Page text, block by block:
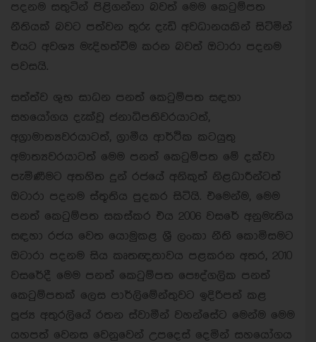
පදනම සතුටින් පිළිගන්නා බවත් මෙම කෙටුම්පත
නීතියක් බවට පත්වන තුරු දැඩි අවධානයකින් සිටිමින්
එයට අවශ්‍ය මැදිහත්වීම කරන බවත් ඔටාරා පදනම
පවසයි.
සත්ත්ව ශුභ සාධන පනත් කෙටුම්පත සඳහා
සහයෝගය දැක්වූ ජනාධිපතිවරයාටත්,
අග්‍රාමාත්‍යවරයාටත්, ග‍්‍රාමීය ආර්ථික කටයුතු
අමාත්‍යවරයාටත් මෙම පනත් කෙටුම්පත මේ දක්වා
පැමිණීමට අතහිත දුන් රජයේ අනිකුත් නිළධාරීන්ටත්
ඔටාරා පදනම ස්තූතිය පුදකර සිටියි. එමෙන්ම, මෙම
පනත් කෙටුම්පත සකස්කර එය 2006 වසරේ අනුමැතිය
සඳහා රජය වෙත යොමුකළ ශ‍්‍රී ලංකා නීති කොමිසමට
ඔටාරා පදනම සිය කෘතඥතාවය පළකරන අතර, 2010
වසරේදී මෙම පනත් කෙටුම්පත පෞද්ගලික පනත්
කෙටුම්පතක් ලෙස පාර්ලිමේන්තුවට ඉදිරිපත් කළ
පූජ්‍ය අතුරලියේ රතන ස්වාමීන් වහන්සේට මෙන්ම මෙම
යහපත් වෙනස වෙනුවෙන් උපදෙස් දෙමින් සහයෝගය